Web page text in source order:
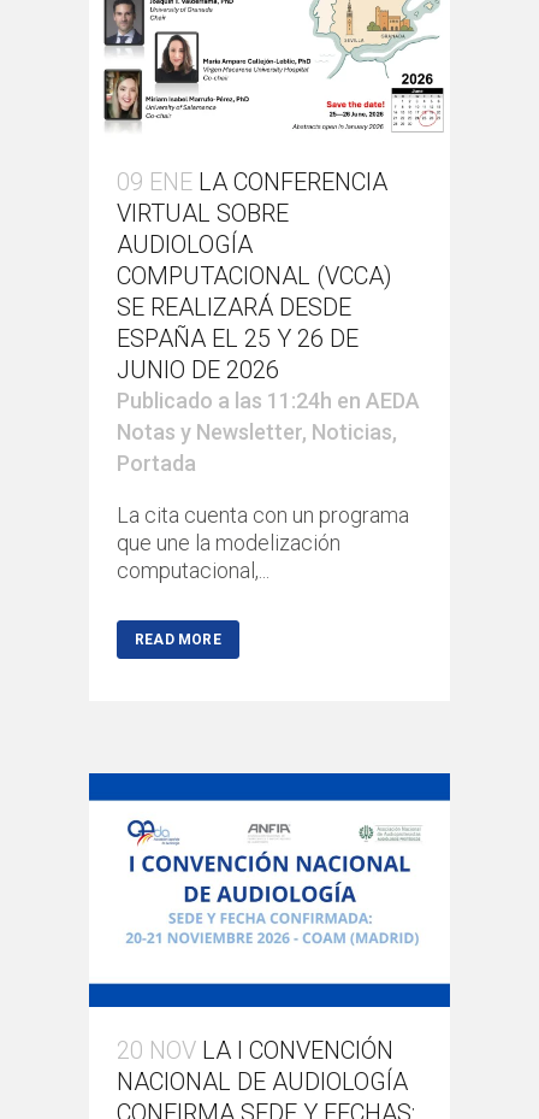
09 ENE LA CONFERENCIA
VIRTUAL SOBRE
AUDIOLOGÍA
COMPUTACIONAL (VCCA)
SE REALIZARÁ DESDE
ESPAÑA EL 25 Y 26 DE
JUNIO DE 2026
Publicado a las 11:24h en AEDA
Notas y Newsletter, Noticias,
Portada
La cita cuenta con un programa
que une la modelización
computacional,...
READ MORE
20 NOV LA I CONVENCIÓN
NACIONAL DE AUDIOLOGÍA
CONFIRMA SEDE Y FECHAS: